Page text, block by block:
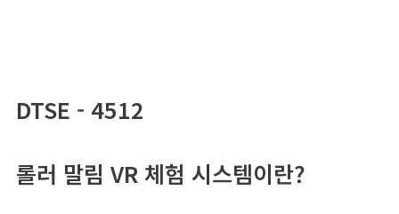
DTSE - 4512
롤러 말림 VR 체험 시스템이란?